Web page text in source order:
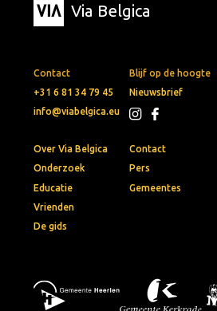
Via Belgica
Contact
+31 6 81 34 79 45
info@viabelgica.eu
Blijf op de hoogte
Nieuwsbrief
Over Via Belgica
Onderzoek
Educatie
Vrienden
De gids
Contact
Pers
Gemeentes